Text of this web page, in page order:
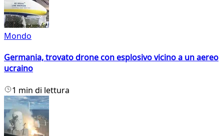
Mondo
Germania, trovato drone con esplosivo vicino a un aereo
ucraino
1 min di lettura